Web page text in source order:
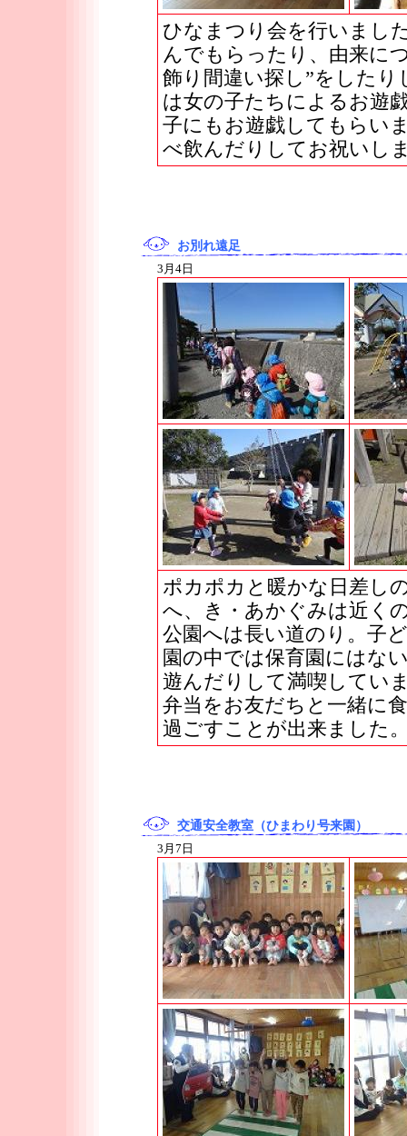
ひなまつり会を行いまし
んでもらったり、由来に
飾り間違い探し”をした
は女の子たちによるお遊
子にもお遊戯してもらい
べ飲んだりしてお祝いし
お別れ遠足
3月4日
ポカポカと暖かな日差し
へ、き・あかぐみは近く
公園へは長い道のり。子
園の中では保育園にはな
遊んだりして満喫してい
弁当をお友だちと一緒に
過ごすことが出来ました
交通安全教室（ひまわり号来園）
3月7日